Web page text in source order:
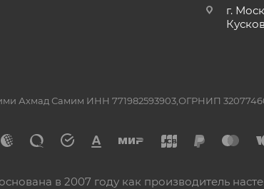
г.
Ахмад Самим ИНН 771982593903,ОГРНИП
в 2007 году как производитель